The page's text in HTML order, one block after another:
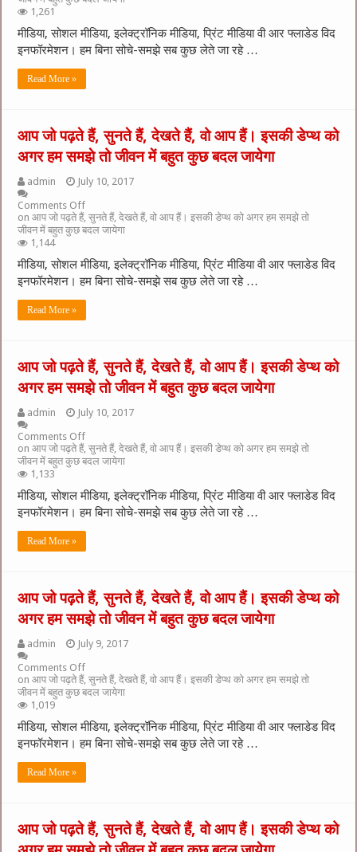
1,261
मीडिया, सोशल मीडिया, इलेक्ट्रॉनिक मीडिया, प्रिंट मीडिया वी आर फ्लाडेड विद
इनफॉरमेशन। हम बिना सोचे-समझे सब कुछ लेते जा रहे …
Read More »
आप जो पढ़ते हैं, सुनते हैं, देखते हैं, वो आप हैं। इसकी डेप्थ को
अगर हम समझे तो जीवन में बहुत कुछ बदल जायेगा
admin
July 10, 2017
Comments Off
on आप जो पढ़ते हैं, सुनते हैं, देखते हैं, वो आप हैं। इसकी डेप्थ को अगर हम समझे तो
जीवन में बहुत कुछ बदल जायेगा
1,144
मीडिया, सोशल मीडिया, इलेक्ट्रॉनिक मीडिया, प्रिंट मीडिया वी आर फ्लाडेड विद
इनफॉरमेशन। हम बिना सोचे-समझे सब कुछ लेते जा रहे …
Read More »
आप जो पढ़ते हैं, सुनते हैं, देखते हैं, वो आप हैं। इसकी डेप्थ को
अगर हम समझे तो जीवन में बहुत कुछ बदल जायेगा
admin
July 10, 2017
Comments Off
on आप जो पढ़ते हैं, सुनते हैं, देखते हैं, वो आप हैं। इसकी डेप्थ को अगर हम समझे तो
जीवन में बहुत कुछ बदल जायेगा
1,133
मीडिया, सोशल मीडिया, इलेक्ट्रॉनिक मीडिया, प्रिंट मीडिया वी आर फ्लाडेड विद
इनफॉरमेशन। हम बिना सोचे-समझे सब कुछ लेते जा रहे …
Read More »
आप जो पढ़ते हैं, सुनते हैं, देखते हैं, वो आप हैं। इसकी डेप्थ को
अगर हम समझे तो जीवन में बहुत कुछ बदल जायेगा
admin
July 9, 2017
Comments Off
on आप जो पढ़ते हैं, सुनते हैं, देखते हैं, वो आप हैं। इसकी डेप्थ को अगर हम समझे तो
जीवन में बहुत कुछ बदल जायेगा
1,019
मीडिया, सोशल मीडिया, इलेक्ट्रॉनिक मीडिया, प्रिंट मीडिया वी आर फ्लाडेड विद
इनफॉरमेशन। हम बिना सोचे-समझे सब कुछ लेते जा रहे …
Read More »
आप जो पढ़ते हैं, सुनते हैं, देखते हैं, वो आप हैं। इसकी डेप्थ को